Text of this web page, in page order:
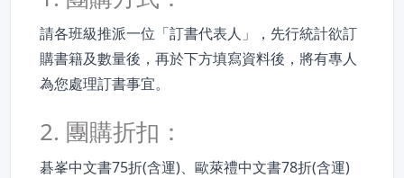
請各班級推派一位「訂書代表人」，先行統計欲訂
購書籍及數量後，再於下方填寫資料後，將有專人
為您處理訂書事宜。
2. 團購折扣：
碁峯中文書75折(含運)、歐萊禮中文書78折(含運)